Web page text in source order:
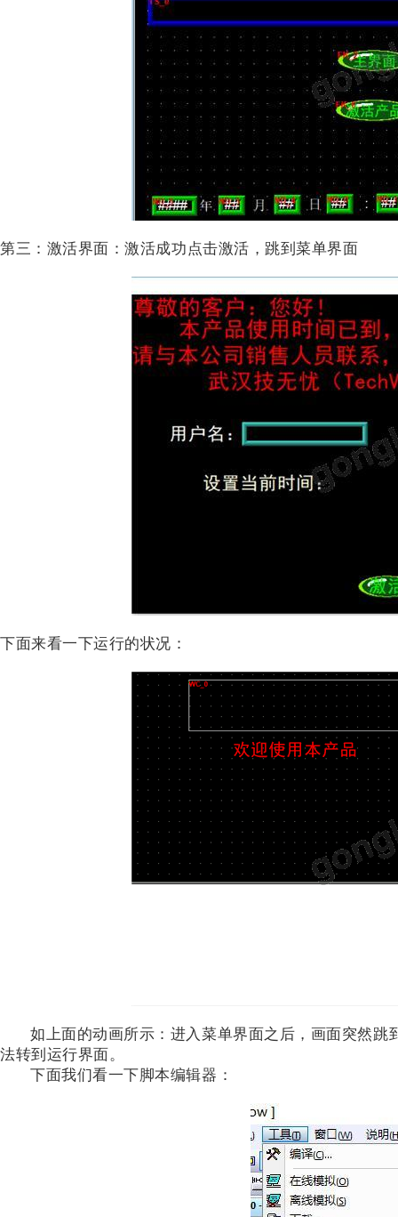
第三：激活界面：激活成功点击激活，跳到菜单界面
下面来看一下运行的状况：
如上面的动画所示：进入菜单界面之后，画面突然
法转到运行界面。
下面我们看一下脚本编辑器：